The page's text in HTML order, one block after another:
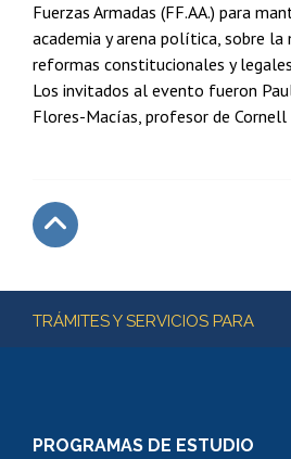
Fuerzas Armadas (FF.AA.) para
academia y arena política, sobre
reformas constitucionales y
Los invitados al evento fueron
Flores-Macías, profesor de Cornell
Más información
TRÁMITES Y SERVICIOS PARA
PROGRAMAS DE ESTUDIO